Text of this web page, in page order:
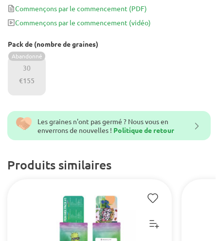
Les graines n'ont pas germé ? Nous vous en
enverrons de nouvelles ! Politique de retour
Produits similaires
pour chaque souche. Les variétés de ce mélange sont étiquetées
individuellement. Quelle fête!
Commençons par le commencement (PDF)
Commençons par le commencement (vidéo)
Pack de (nombre de graines)
30
Abandonné
€155